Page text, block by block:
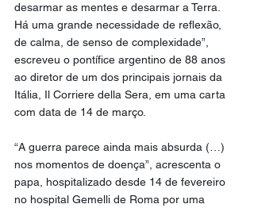
desarmar as mentes e desarmar a Terra.
Há uma grande necessidade de reflexão,
de calma, de senso de complexidade”,
escreveu o pontífice argentino de 88 anos
ao diretor de um dos principais jornais da
Itália, Il Corriere della Sera, em uma carta
com data de 14 de março.
“A guerra parece ainda mais absurda (…)
nos momentos de doença”, acrescenta o
papa, hospitalizado desde 14 de fevereiro
no hospital Gemelli de Roma por uma